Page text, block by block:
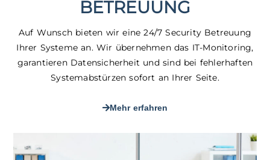
BETREUUNG
Auf Wunsch bieten wir eine 24/7 Security Betreuung
Ihrer Systeme an. Wir übernehmen das IT-Monitoring,
garantieren Datensicherheit und sind bei fehlerhaften
Systemabstürzen sofort an Ihrer Seite.
Mehr erfahren